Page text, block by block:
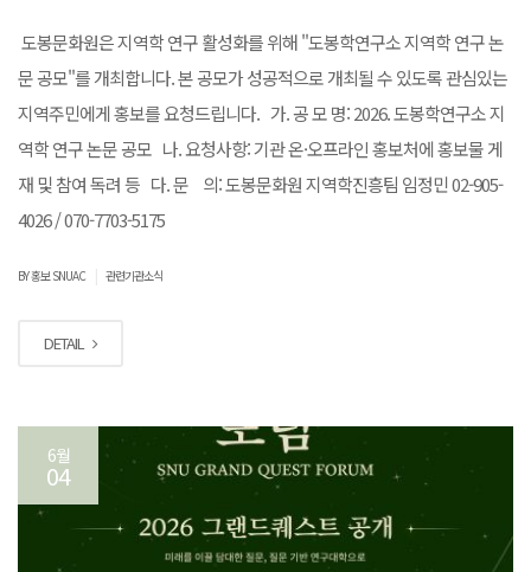
도봉문화원은 지역학 연구 활성화를 위해 "도봉학연구소 지역학 연구 논
문 공모"를 개최합니다. 본 공모가 성공적으로 개최될 수 있도록 관심있는
지역주민에게 홍보를 요청드립니다. 가. 공 모 명: 2026. 도봉학연구소 지
역학 연구 논문 공모 나. 요청사항: 기관 온·오프라인 홍보처에 홍보물 게
재 및 참여 독려 등 다. 문 의: 도봉문화원 지역학진흥팀 임정민 02-905-
4026 / 070-7703-5175
BY 홍보 SNUAC 관련기관소식
DETAIL
6월
04